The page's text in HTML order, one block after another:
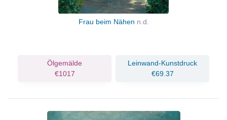
Frau beim Nähen n.d.
Ölgemälde
€1017
Leinwand-Kunstdruck
€69.37